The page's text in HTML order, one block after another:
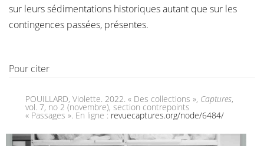
sur leurs sédimentations historiques autant que sur les
contingences passées, présentes.
Pour citer
POUILLARD, Violette. 2022. « Des collections », Captures,
vol. 7, no 2 (novembre), section contrepoints
« Passages ». En ligne :revuecaptures.org/node/6484/